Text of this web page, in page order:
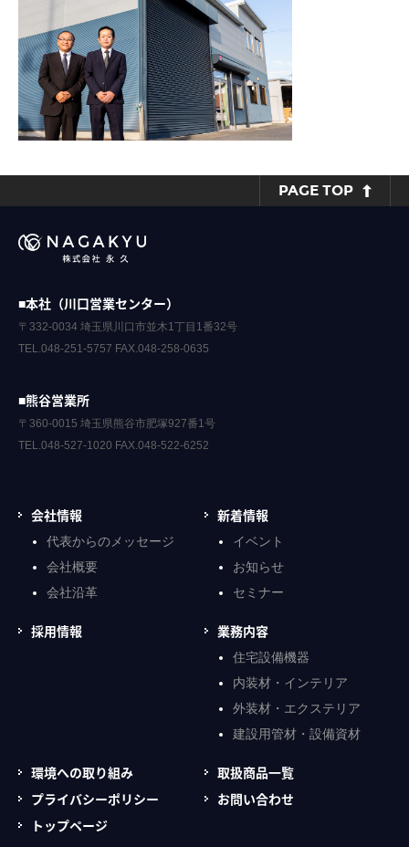
PAGE TOP
■本社（川口営業センター）
〒332-0034 埼玉県川口市並木1丁目1番32号
TEL.048-251-5757 FAX.048-258-0635
■熊谷営業所
〒360-0015 埼玉県熊谷市肥塚927番1号
TEL.048-527-1020 FAX.048-522-6252
会社情報
代表からのメッセージ
会社概要
会社沿革
新着情報
イベント
お知らせ
セミナー
採用情報 業務内容
住宅設備機器
内装材・インテリア
外装材・エクステリア
建設用管材・設備資材
環境への取り組み
取扱商品一覧
プライバシーポリシー
お問い合わせ
トップページ